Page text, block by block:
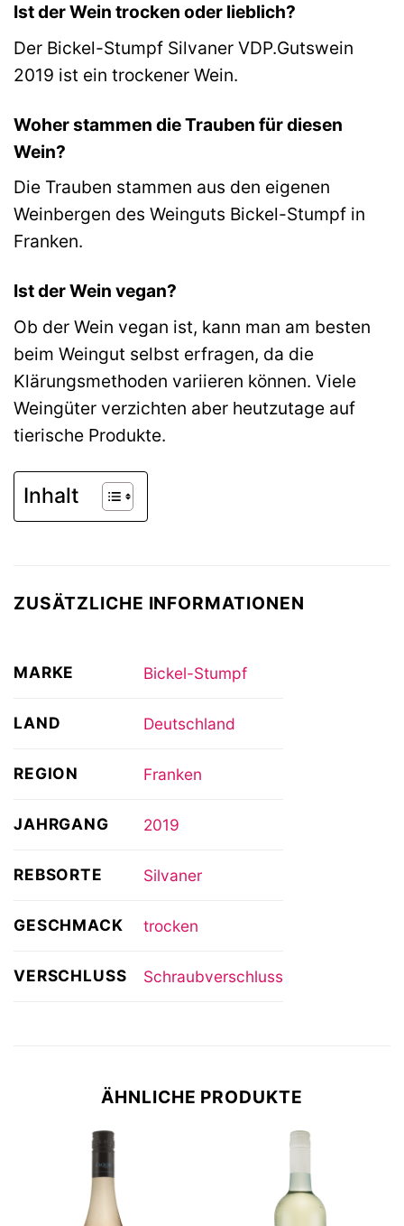
Ist der Wein trocken oder lieblich?
Der Bickel-Stumpf Silvaner VDP.Gutswein
2019 ist ein trockener Wein.
Woher stammen die Trauben für diesen
Wein?
Die Trauben stammen aus den eigenen
Weinbergen des Weinguts Bickel-Stumpf in
Franken.
Ist der Wein vegan?
Ob der Wein vegan ist, kann man am besten
beim Weingut selbst erfragen, da die
Klärungsmethoden variieren können. Viele
Weingüter verzichten aber heutzutage auf
tierische Produkte.
Inhalt
ZUSÄTZLICHE INFORMATIONEN
MARKE Bickel-Stumpf
LAND Deutschland
REGION Franken
JAHRGANG 2019
REBSORTE Silvaner
GESCHMACK trocken
VERSCHLUSS Schraubverschluss
ÄHNLICHE PRODUKTE